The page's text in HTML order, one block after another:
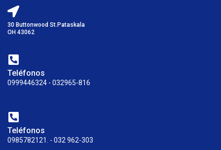
30 Buttonwood St.Pataskala
OH 43062
Teléfonos
0999446324 - 032965-816
Teléfonos
0985782121. - 032 962-303